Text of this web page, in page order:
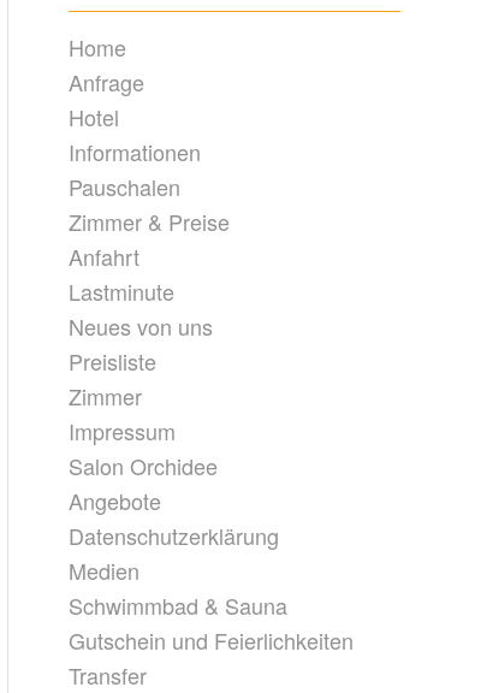
Home
Anfrage
Hotel
Informationen
Pauschalen
Zimmer & Preise
Anfahrt
Lastminute
Neues von uns
Preisliste
Zimmer
Impressum
Salon Orchidee
Angebote
Datenschutzerklärung
Medien
Schwimmbad & Sauna
Gutschein und Feierlichkeiten
Transfer